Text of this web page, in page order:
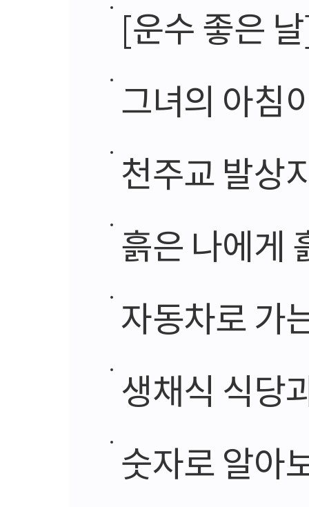
[운수 좋은
그녀의 아침
천주교 발상
흙은 나에게
자동차로 가
생채식 식당
숫자로 알아